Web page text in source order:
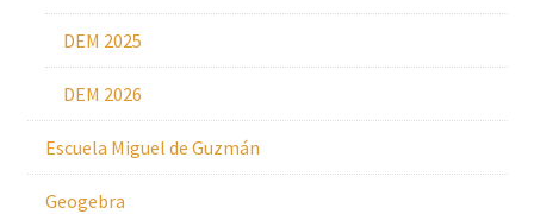
DEM 2025
DEM 2026
Escuela Miguel de Guzmán
Geogebra